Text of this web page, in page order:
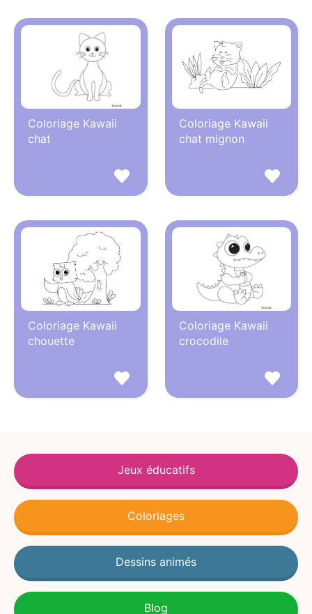
Coloriage Kawaii
chat
Coloriage Kawaii
chat mignon
Coloriage Kawaii
chouette
Coloriage Kawaii
crocodile
Jeux éducatifs
Coloriages
Dessins animés
Blog